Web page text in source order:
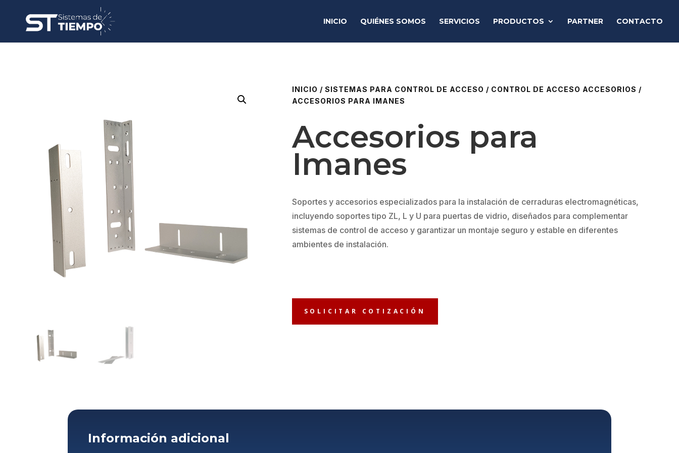
INICIO QUIÉNES SOMOS SERVICIOS PRODUCTOS PARTNER CONTACTO
INICIO / SISTEMAS PARA CONTROL DE ACCESO / CONTROL DE ACCESO ACCESORIOS /
ACCESORIOS PARA IMANES
Accesorios para
Imanes
Soportes y accesorios especializados para la instalación de cerraduras electromagnéticas,
incluyendo soportes tipo ZL, L y U para puertas de vidrio, diseñados para complementar
sistemas de control de acceso y garantizar un montaje seguro y estable en diferentes
ambientes de instalación.
SOLICITAR COTIZACIÓN
Información adicional